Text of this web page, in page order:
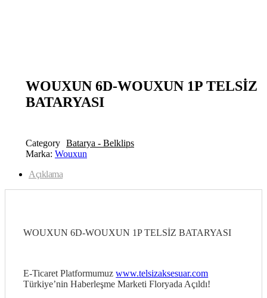
WOUXUN 6D-WOUXUN 1P TELSİZ
BATARYASI
Category Batarya - Belklips
Marka: Wouxun
Açıklama
WOUXUN 6D-WOUXUN 1P TELSİZ BATARYASI
E-Ticaret Platformumuzwww.telsizaksesuar.com
Türkiye’nin Haberleşme Marketi Floryada Açıldı!